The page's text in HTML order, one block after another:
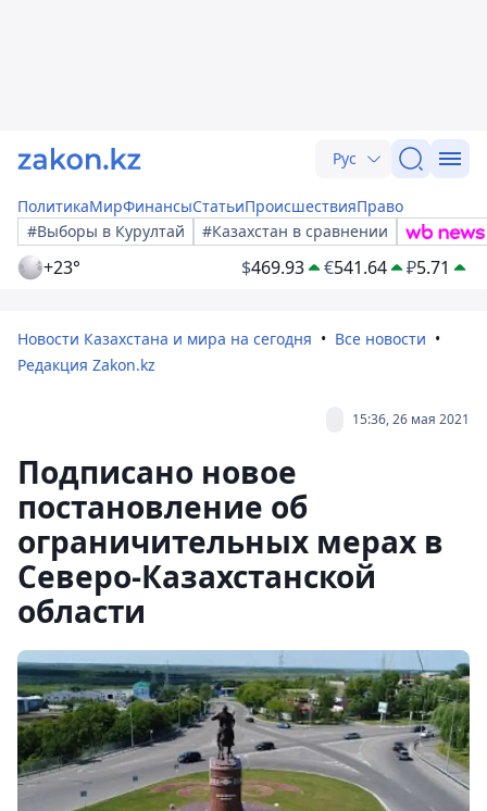
Рус
ПолитикаМирФинансыСтатьиПроисшествияПраво
#Выборы в Курултай
#Казахстан в сравнении
+23° $469.93 €541.64 ₽5.71
Новости Казахстана и мира на сегодня
Все новости
Редакция Zakon.kz
15:36, 26 мая 2021
Подписано новое
постановление об
ограничительных мерах в
Северо-Казахстанской
области